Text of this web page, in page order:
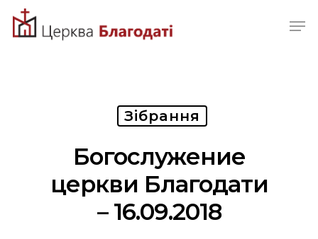
Skip
Зібрання
Богослужение
церкви Благодати
– 16.09.2018